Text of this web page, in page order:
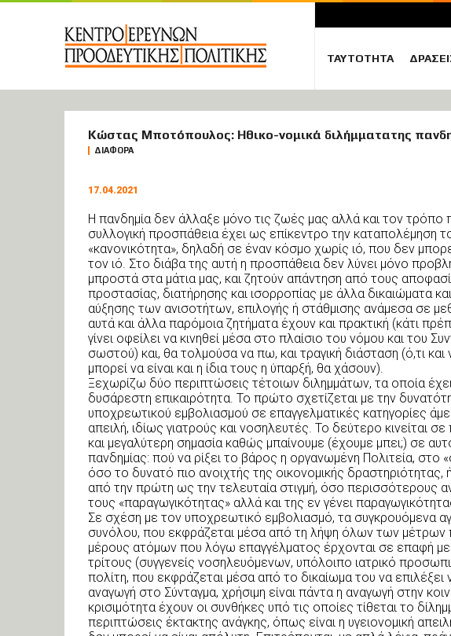
ΤΑΥΤΟΤΗΤΑ
ΑΡΘΡΑ
ΔΙΑΦΟΡΑ
17.04.2021
Κώστας Μποτόπουλος: Ηθικο-νομικά διλήμματατης
Η πανδημία δεν άλλαξε μόνο τις ζωές μας αλλά και τον τρόπο
συλλογική προσπάθεια έχει ως επίκεντρο την καταπολέμηση
«κανονικότητα», δηλαδή σε έναν κόσμο χωρίς ιό, που δεν
τον ιό. Στο διάβα της αυτή η προσπάθεια δεν λύνει μόνο
μπροστά στα μάτια μας, και ζητούν απάντηση από τους
προστασίας, διατήρησης και ισορροπίας με άλλα δικαιώματα
αύξησης των ανισοτήτων, επιλογής ή στάθμισης ανάμεσα σε
αυτά και άλλα παρόμοια ζητήματα έχουν και πρακτική (κάτι
γίνει οφείλει να κινηθεί μέσα στο πλαίσιο του νόμου και του
σωστού) και, θα τολμούσα να πω, και τραγική διάσταση (ό,τι και
μπορεί να είναι και η ίδια τους η ύπαρξή, θα χάσουν).
Ξεχωρίζω δύο περιπτώσεις τέτοιων διλημμάτων, τα οποία
δυσάρεστη επικαιρότητα. Το πρώτο σχετίζεται με την
υποχρεωτικού εμβολιασμού σε επαγγελματικές κατηγορίες
απειλή, ιδίως γιατρούς και νοσηλευτές. Το δεύτερο κινείται
και μεγαλύτερη σημασία καθώς μπαίνουμε (έχουμε μπει;) σε
πανδημίας: πού να ρίξει το βάρος η οργανωμένη Πολιτεία, στο
όσο το δυνατό πιο ανοιχτής της οικονομικής
από την πρώτη ως την τελευταία στιγμή, όσο περισσότερους
τους «παραγωγικότητας» αλλά και της εν γένει
Σε σχέση με τον υποχρεωτικό εμβολιασμό, τα συγκρουόμενα
συνόλου, που εκφράζεται μέσα από τη λήψη όλων των μέτρων
μέρους ατόμων που λόγω επαγγέλματος έρχονται σε επαφή με
τρίτους (συγγενείς νοσηλευόμενων, υπόλοιπο ιατρικό
πολίτη, που εκφράζεται μέσα από το δικαίωμα του να επιλέξει
αναγωγή στο Σύνταγμα, χρήσιμη είναι πάντα η αναγωγή στην
κρισιμότητα έχουν οι συνθήκες υπό τις οποίες τίθεται το
περιπτώσεις έκτακτης ανάγκης, όπως είναι η υγειονομική